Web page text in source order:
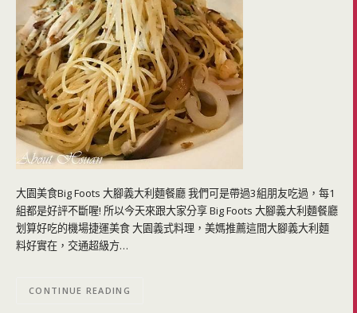
大園美食Big Foots 大腳義大利麵餐廳 我們可是帶過3組朋友吃過，每1
組都是好評不斷喔! 所以今天來跟大家分享 Big Foots 大腳義大利麵餐廳
划算好吃的機場捷運美食 大園義式料理，美媽推薦這間大腳義大利麵
料好實在，交通超級方…
CONTINUE READING